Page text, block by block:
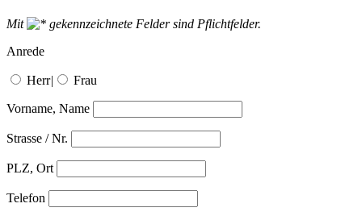
Mit
gekennzeichnete Felder sind Pflichtfelder.
Anrede
Herr| Frau
Vorname, Name
Strasse / Nr.
PLZ, Ort
Telefon